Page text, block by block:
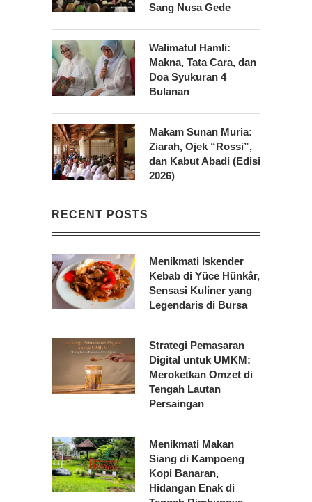
Sang Nusa Gede
Walimatul Hamli:
Makna, Tata Cara, dan
Doa Syukuran 4
Bulanan
Makam Sunan Muria:
Ziarah, Ojek “Rossi”,
dan Kabut Abadi (Edisi
2026)
RECENT POSTS
Menikmati Iskender
Kebab di Yüce Hünkâr,
Sensasi Kuliner yang
Legendaris di Bursa
Strategi Pemasaran
Digital untuk UMKM:
Meroketkan Omzet di
Tengah Lautan
Persaingan
Menikmati Makan
Siang di Kampoeng
Kopi Banaran,
Hidangan Enak di